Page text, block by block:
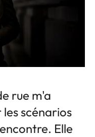
rue m'a
scénarios
Elle